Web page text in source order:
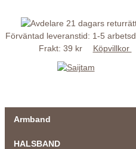
21 dagars
Förväntad leveranstid: 1-5
Frakt: 39 kr
Köpvillkor
Armband
HALSBAND